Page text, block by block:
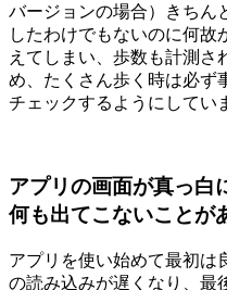
バージョンの場合）きちん
したわけでもないのに何故
えてしまい、歩数も計測さ
め、たくさん歩く時は必ず
チェックするようにしてい
アプリの画面が真っ白
何も出てこないことが
アプリを使い始めて最初は
の読み込みが遅くなり、最